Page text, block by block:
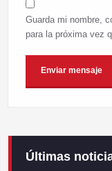
Guarda mi nombre,
para la próxima vez
Últimas